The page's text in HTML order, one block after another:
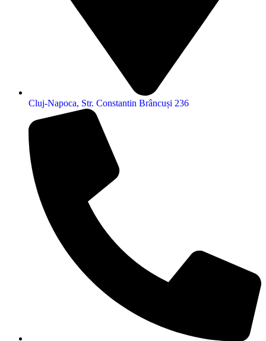
Cluj-Napoca, Str. Constantin Brâncuși 236